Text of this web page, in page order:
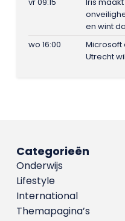
en wint
wo 16:00
Microsoft
Utrecht
Categorieën
Onderwijs
Lifestyle
International
Themapagina’s